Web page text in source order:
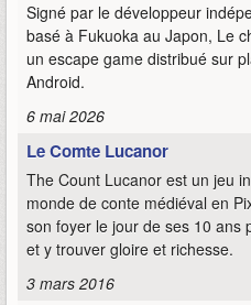
Signé par le développeur
basé à Fukuoka au Japon, Le
un escape game distribué sur
Android.
6 mai 2026
Le Comte Lucanor
The Count Lucanor est un jeu
monde de conte médiéval en
son foyer le jour de ses 10 ans
et y trouver gloire et richesse.
3 mars 2016